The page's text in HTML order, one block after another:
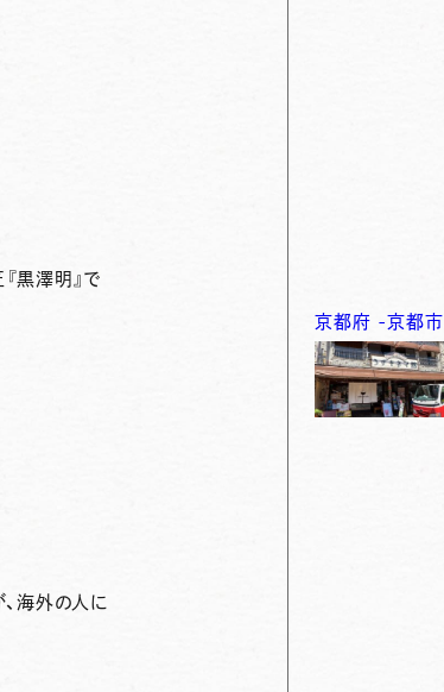
黒澤明』で
海外の人に
京都府 -京都市